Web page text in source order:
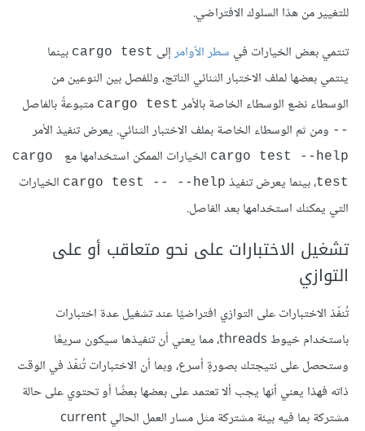
للتغيير من هذا السلوك الافتراضي.
تنتمي بعض الخيارات في سطر الأوامرإلى cargo test بينما
ينتمي بعضها لملف الاختبار الثنائي الناتج، وللفصل بين النوعين من
الوسطاء نضع الوسطاء الخاصة بالأمر cargo test متبوعةً بالفاصل
-- ومن ثم الوسطاء الخاصة بملف الاختبار الثنائي. يعرض تنفيذ الأمر
cargo test --help الخيارات الممكن استخدامها مع
cargo
test، بينما يعرض تنفيذ cargo test -- --help الخيارات
التي يمكنك استخدامها بعد الفاصل.
تشغيل الاختبارات على نحو متعاقب أو على
التوازي
تُنفّذ الاختبارات على التوازي افتراضيًا عند تشغيل عدة اختبارات
باستخدام خيوط threads، مما يعني أن تنفيذها سيكون سريعًا
وستحصل على نتيجتك بصورةٍ أسرع، وبما أن الاختبارات تُنفّذ في الوقت
ذاته فهذا يعني أنها يجب ألا تعتمد على بعضها بعضًا أو تحتوي على حالة
مشتركة بما فيه بيئة مشتركة مثل مسار العمل الحالي current